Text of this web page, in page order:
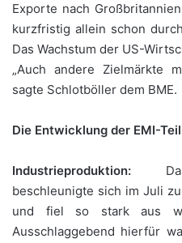
Exporte nach
kurzfristig allein schon
Das Wachstum der US-
„Auch andere Zielmärkte
sagte Schlotböller dem BME.
Die Entwicklung der EMI-
Industrieproduktion: Das
beschleunigte sich im Juli
und fiel so stark aus
Ausschlaggebend hierfür